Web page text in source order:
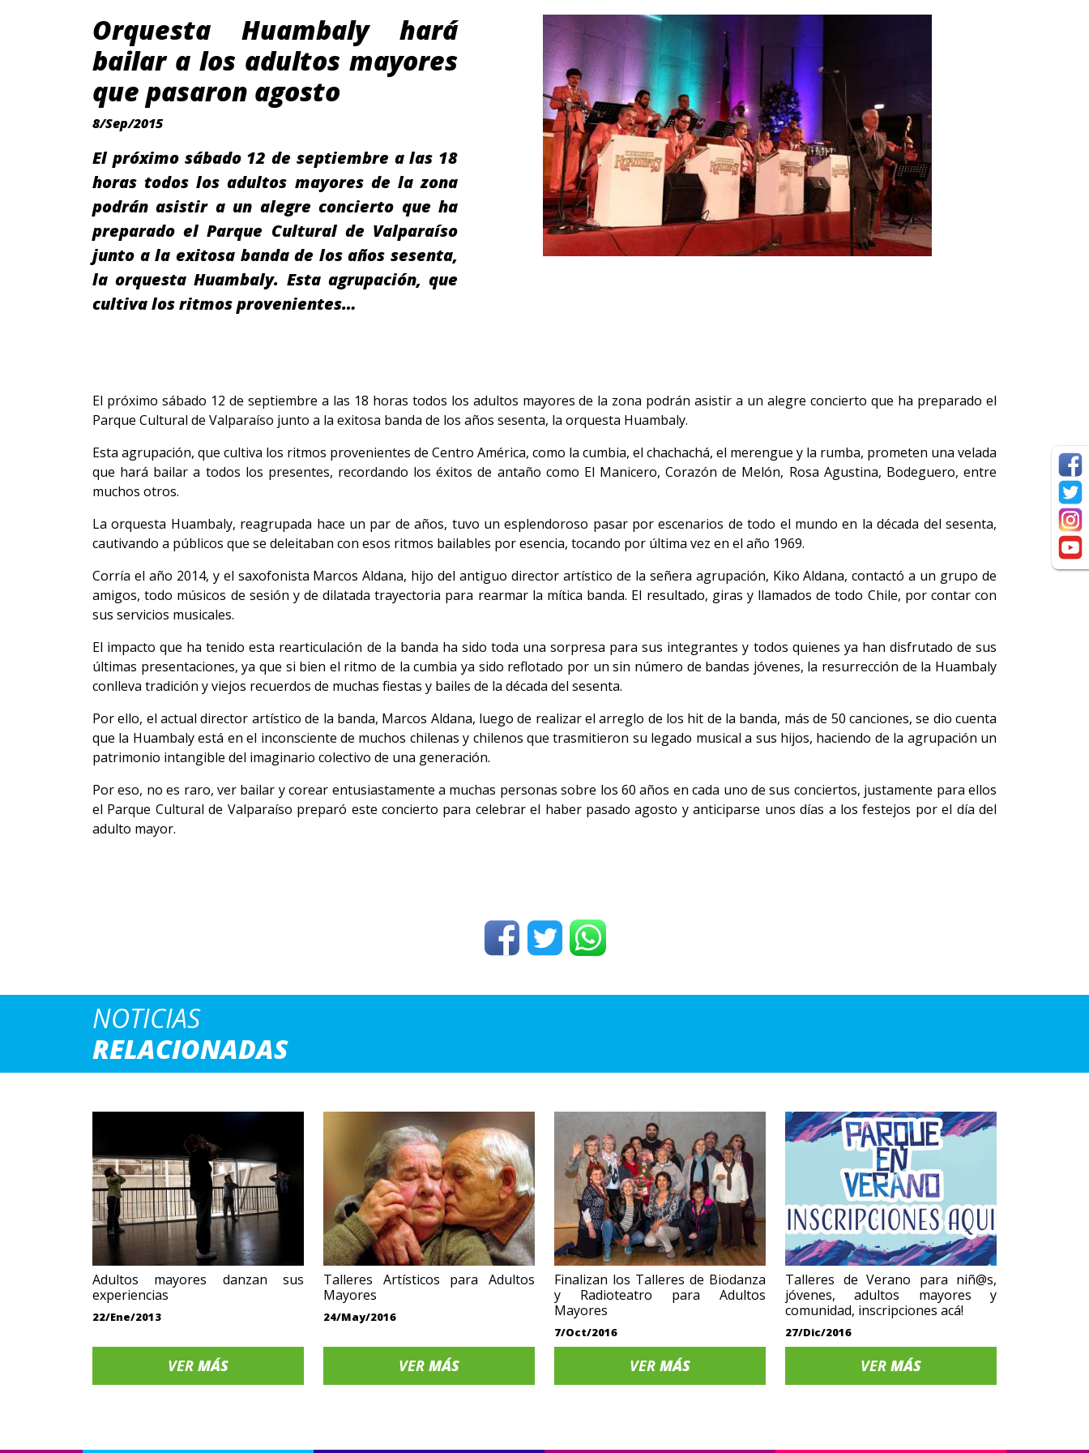
Orquesta Huambaly hará
bailar a los adultos mayores
que pasaron agosto
8/Sep/2015
El próximo sábado 12 de septiembre a las 18
horas todos los adultos mayores de la zona
podrán asistir a un alegre concierto que ha
preparado el Parque Cultural de Valparaíso
junto a la exitosa banda de los años sesenta,
la orquesta Huambaly. Esta agrupación, que
cultiva los ritmos provenientes…
El próximo sábado 12 de septiembre a las 18 horas todos los adultos mayores de la zona podrán asistir a un alegre concierto que ha preparado el
Parque Cultural de Valparaíso junto a la exitosa banda de los años sesenta, la orquesta Huambaly.
Esta agrupación, que cultiva los ritmos provenientes de Centro América, como la cumbia, el chachachá, el merengue y la rumba, prometen una velada
que hará bailar a todos los presentes, recordando los éxitos de antaño como El Manicero, Corazón de Melón, Rosa Agustina, Bodeguero, entre
muchos otros.
La orquesta Huambaly, reagrupada hace un par de años, tuvo un esplendoroso pasar por escenarios de todo el mundo en la década del sesenta,
cautivando a públicos que se deleitaban con esos ritmos bailables por esencia, tocando por última vez en el año 1969.
Corría el año 2014, y el saxofonista Marcos Aldana, hijo del antiguo director artístico de la señera agrupación, Kiko Aldana, contactó a un grupo de
amigos, todo músicos de sesión y de dilatada trayectoria para rearmar la mítica banda. El resultado, giras y llamados de todo Chile, por contar con
sus servicios musicales.
El impacto que ha tenido esta rearticulación de la banda ha sido toda una sorpresa para sus integrantes y todos quienes ya han disfrutado de sus
últimas presentaciones, ya que si bien el ritmo de la cumbia ya sido reflotado por un sin número de bandas jóvenes, la resurrección de la Huambaly
conlleva tradición y viejos recuerdos de muchas fiestas y bailes de la década del sesenta.
Por ello, el actual director artístico de la banda, Marcos Aldana, luego de realizar el arreglo de los hit de la banda, más de 50 canciones, se dio cuenta
que la Huambaly está en el inconsciente de muchos chilenas y chilenos que trasmitieron su legado musical a sus hijos, haciendo de la agrupación un
patrimonio intangible del imaginario colectivo de una generación.
Por eso, no es raro, ver bailar y corear entusiastamente a muchas personas sobre los 60 años en cada uno de sus conciertos, justamente para ellos
el Parque Cultural de Valparaíso preparó este concierto para celebrar el haber pasado agosto y anticiparse unos días a los festejos por el día del
adulto mayor.
NOTICIAS
RELACIONADAS
Adultos mayores danzan sus
experiencias
22/Ene/2013
VER MÁS
Talleres Artísticos para Adultos
Mayores
24/May/2016
VER MÁS
Finalizan los Talleres de Biodanza
y Radioteatro para Adultos
Mayores
7/Oct/2016
VER MÁS
Talleres de Verano para niñ@s,
jóvenes, adultos mayores y
comunidad, inscripciones acá!
27/Dic/2016
VER MÁS